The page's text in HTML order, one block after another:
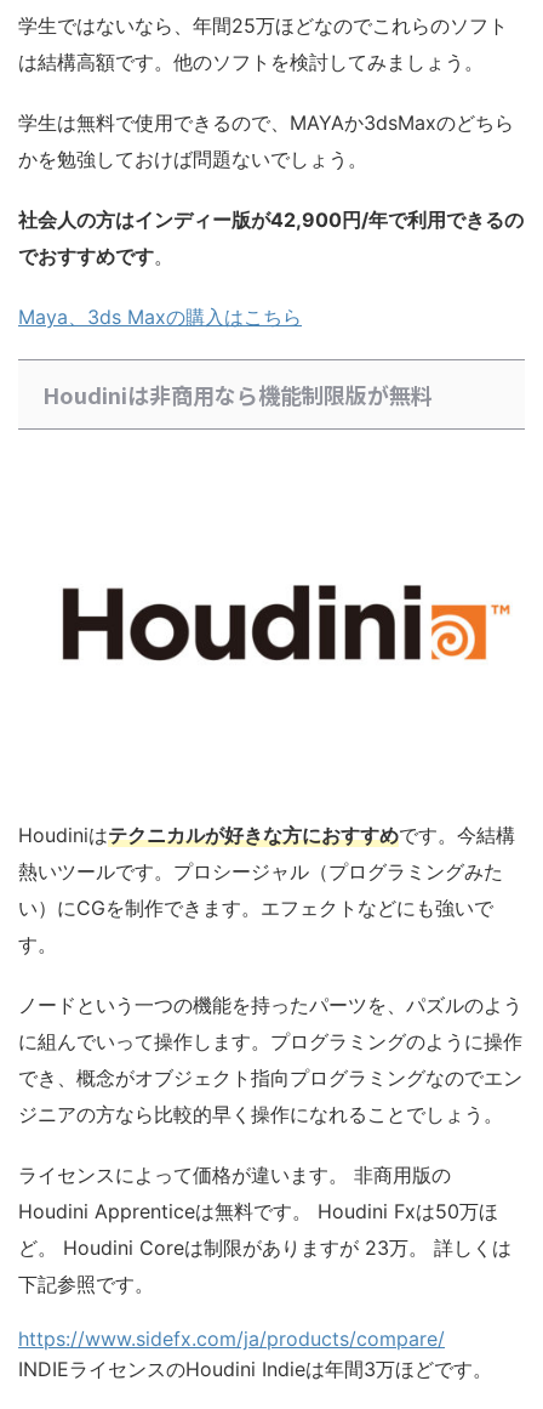
学生ではないなら、年間25万ほどなのでこれらのソフト
は結構高額です。他のソフトを検討してみましょう。
学生は無料で使用できるので、MAYAか3dsMaxのどちら
かを勉強しておけば問題ないでしょう。
社会人の方はインディー版が42,900円/年で利用できるの
でおすすめです。
Maya、3ds Maxの購入はこちら
Houdiniは非商用なら機能制限版が無料
Houdiniはテクニカルが好きな方におすすめです。今結構
熱いツールです。プロシージャル（プログラミングみた
い）にCGを制作できます。エフェクトなどにも強いで
す。
ノードという一つの機能を持ったパーツを、パズルのよう
に組んでいって操作します。プログラミングのように操作
でき、概念がオブジェクト指向プログラミングなのでエン
ジニアの方なら比較的早く操作になれることでしょう。
ライセンスによって価格が違います。 非商用版の
Houdini Apprenticeは無料です。 Houdini Fxは50万ほ
ど。 Houdini Coreは制限がありますが 23万。 詳しくは
下記参照です。
https://www.sidefx.com/ja/products/compare/
INDIEライセンスのHoudini Indieは年間3万ほどです。